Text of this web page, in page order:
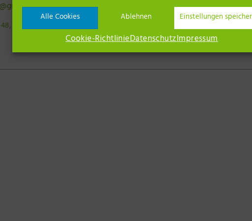
Alle Cookies Ablehnen Einstellungen
Cookie-RichtlinieDatenschutzImpressum
16816 Neuruppin